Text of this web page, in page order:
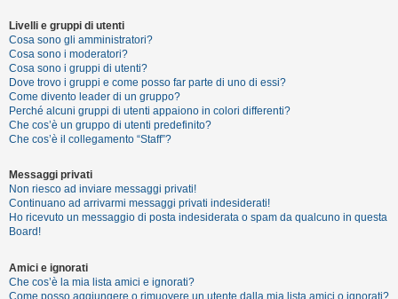
a
t
t
i
v
i
C
e
r
c
a
Livelli e gruppi di utenti
Cosa sono gli amministratori?
Cosa sono i moderatori?
Cosa sono i gruppi di utenti?
Dove trovo i gruppi e come posso far parte di uno di essi?
Come divento leader di un gruppo?
Perché alcuni gruppi di utenti appaiono in colori differenti?
Che cos’è un gruppo di utenti predefinito?
Che cos’è il collegamento “Staff”?
Messaggi privati
Non riesco ad inviare messaggi privati!
Continuano ad arrivarmi messaggi privati indesiderati!
Ho ricevuto un messaggio di posta indesiderata o spam da qualcuno in questa
Board!
Amici e ignorati
Che cos’è la mia lista amici e ignorati?
Come posso aggiungere o rimuovere un utente dalla mia lista amici o ignorati?